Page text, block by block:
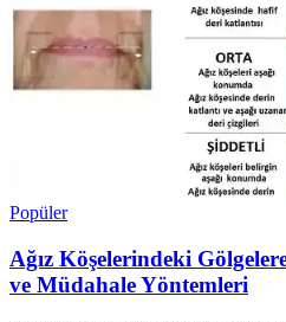
Popüler
Ağız Köşelerindeki
ve Müdahale Yöntemleri